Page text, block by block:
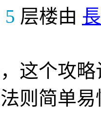
5 层楼由
这个攻
则简单